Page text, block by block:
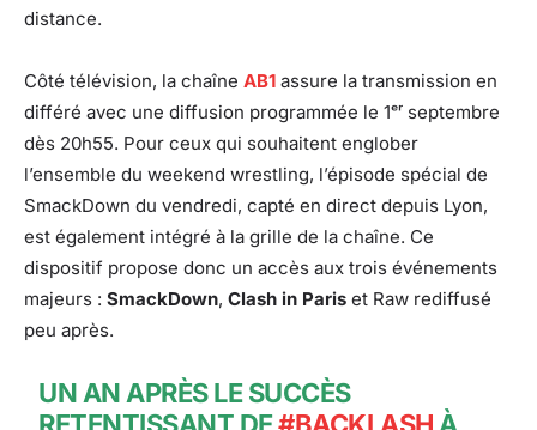
distance.
Côté télévision, la chaîne AB1 assure la transmission en
différé avec une diffusion programmée le 1ᵉʳ septembre
dès 20h55. Pour ceux qui souhaitent englober
l’ensemble du weekend wrestling, l’épisode spécial de
SmackDown du vendredi, capté en direct depuis Lyon,
est également intégré à la grille de la chaîne. Ce
dispositif propose donc un accès aux trois événements
majeurs : SmackDown, Clash in Paris et Raw rediffusé
peu après.
UN AN APRÈS LE SUCCÈS
RETENTISSANT DE#BACKLASH À